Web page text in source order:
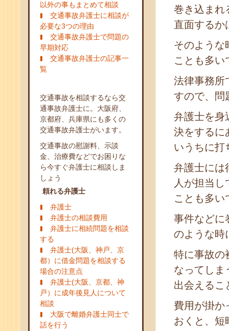
以外の事もまとめて相談
交通事故弁護士に相談が
必要な3つの理由
交通事故弁護士で問題の
早期対応
交通事故弁護士の記事一
覧
交通事故を相談するなら交
通事故弁護士に。大阪府、
京都府、兵庫県にも多くの
交通事故弁護士がいます。
交通事故の慰謝料、示談
金、治療費などでお困りな
ら今すぐ弁護士に相談しま
しょう
頼れる弁護士
弁護士
弁護士の相談費用
弁護士に相続問題を相談
する
弁護士(大阪、神戸、京
都）に借金問題を相談する
場合の注意点
弁護士(大阪、京都、神
戸）に成年後見人について
相談
大阪で離婚弁護士同士で
話を行う
巻き込まれ
直面するか
そのような
ことも多い
法律事務所
すので、問
弁護士を身
決をするに
いうちに打
弁護士には
人が担当
ことも多い
事件などに
のような時
特に事故の
なってしま
出会えるこ
費用が掛か
おくと、短